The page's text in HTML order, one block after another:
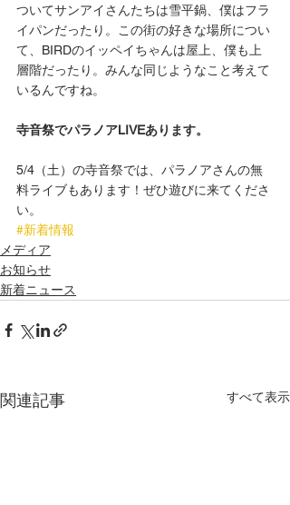
ついてサンアイさんたちは雪平鍋、僕はフラ
イパンだったり。この街の好きな場所につい
て、BIRDのイッペイちゃんは屋上、僕も上
層階だったり。みんな同じようなこと考えて
いるんですね。
寺音祭でパラノアLIVEあります。
5/4（土）の寺音祭では、パラノアさんの無
料ライブもあります！ぜひ遊びに来てくださ
い。
#新着情報
メディア
お知らせ
新着ニュース
関連記事 すべて表示